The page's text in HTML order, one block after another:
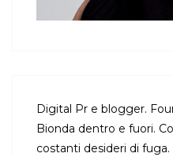
Digital Pr e blogger.
Bionda dentro e fuori.
costanti desideri di fuga.